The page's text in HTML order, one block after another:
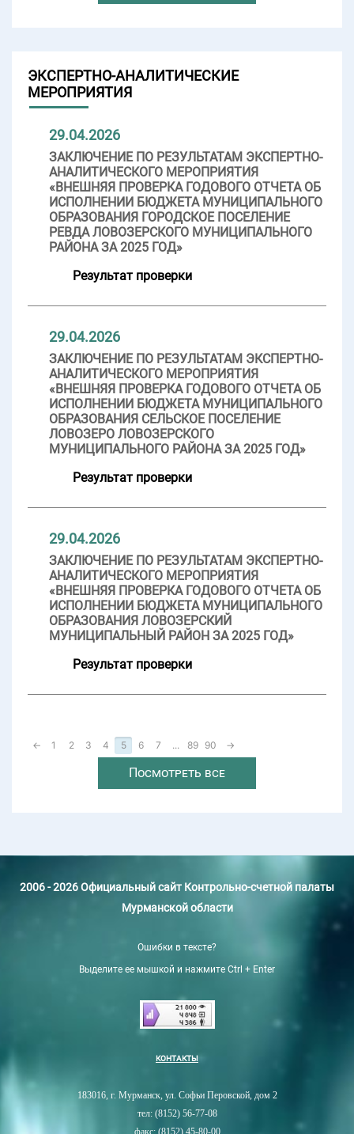
ЭКСПЕРТНО-АНАЛИТИЧЕСКИЕ
МЕРОПРИЯТИЯ
29.04.2026
ЗАКЛЮЧЕНИЕ ПО РЕЗУЛЬТАТАМ ЭКСПЕРТНО-
АНАЛИТИЧЕСКОГО МЕРОПРИЯТИЯ
«ВНЕШНЯЯ ПРОВЕРКА ГОДОВОГО ОТЧЕТА ОБ
ИСПОЛНЕНИИ БЮДЖЕТА МУНИЦИПАЛЬНОГО
ОБРАЗОВАНИЯ ГОРОДСКОЕ ПОСЕЛЕНИЕ
РЕВДА ЛОВОЗЕРСКОГО МУНИЦИПАЛЬНОГО
РАЙОНА ЗА 2025 ГОД»
Результат проверки
29.04.2026
ЗАКЛЮЧЕНИЕ ПО РЕЗУЛЬТАТАМ ЭКСПЕРТНО-
АНАЛИТИЧЕСКОГО МЕРОПРИЯТИЯ
«ВНЕШНЯЯ ПРОВЕРКА ГОДОВОГО ОТЧЕТА ОБ
ИСПОЛНЕНИИ БЮДЖЕТА МУНИЦИПАЛЬНОГО
ОБРАЗОВАНИЯ СЕЛЬСКОЕ ПОСЕЛЕНИЕ
ЛОВОЗЕРО ЛОВОЗЕРСКОГО
МУНИЦИПАЛЬНОГО РАЙОНА ЗА 2025 ГОД»
Результат проверки
29.04.2026
ЗАКЛЮЧЕНИЕ ПО РЕЗУЛЬТАТАМ ЭКСПЕРТНО-
АНАЛИТИЧЕСКОГО МЕРОПРИЯТИЯ
«ВНЕШНЯЯ ПРОВЕРКА ГОДОВОГО ОТЧЕТА ОБ
ИСПОЛНЕНИИ БЮДЖЕТА МУНИЦИПАЛЬНОГО
ОБРАЗОВАНИЯ ЛОВОЗЕРСКИЙ
МУНИЦИПАЛЬНЫЙ РАЙОН ЗА 2025 ГОД»
Результат проверки
← 1 2 3 4 5 6 7 ... 89 90 →
Посмотреть все
2006 - 2026 Официальный сайт Контрольно-счетной палаты
Мурманской области
Ошибки в тексте?
Выделите ее мышкой и нажмите Ctrl + Enter
КОНТАКТЫ
183016, г. Мурманск, ул. Софьи Перовской, дом 2
тел: (8152) 56-77-08